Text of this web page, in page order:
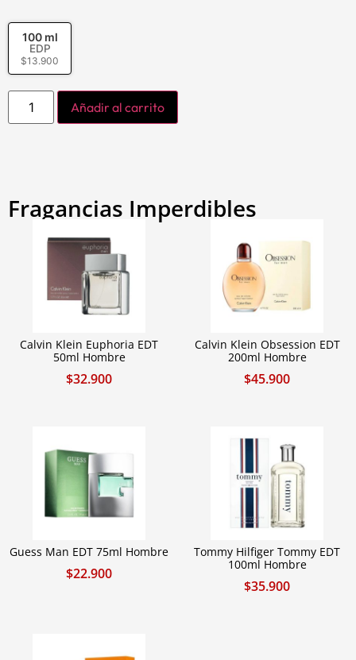
100 ml
EDP
$13.900
Añadir al carrito
Fragancias Imperdibles
Calvin Klein Euphoria EDT
50ml Hombre
$32.900
Calvin Klein Obsession EDT
200ml Hombre
$45.900
Guess Man EDT 75ml Hombre
$22.900
Tommy Hilfiger Tommy EDT
100ml Hombre
$35.900